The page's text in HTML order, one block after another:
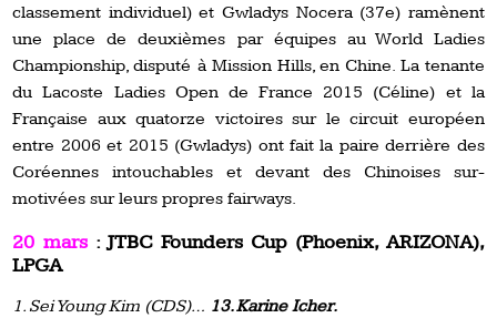
classement individuel) et Gwladys Nocera (37e) ramènent
une place de deuxièmes par équipes au World Ladies
Championship, disputé à Mission Hills, en Chine. La tenante
du Lacoste Ladies Open de France 2015 (Céline) et la
Française aux quatorze victoires sur le circuit européen
entre 2006 et 2015 (Gwladys) ont fait la paire derrière des
Coréennes intouchables et devant des Chinoises sur-
motivées sur leurs propres fairways.
20 mars: JTBC Founders Cup (Phoenix, ARIZONA),
LPGA
1. Sei Young Kim (CDS)… 13. Karine Icher.